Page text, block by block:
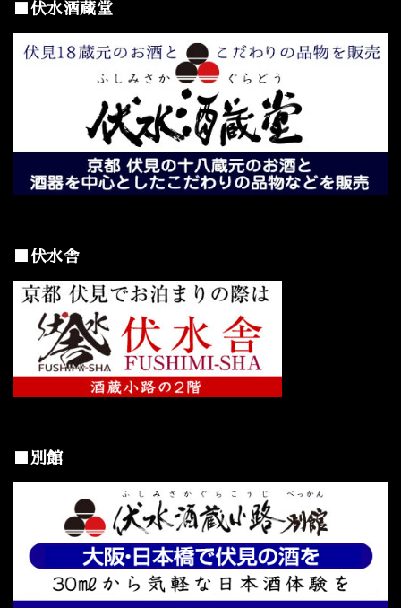
■伏水酒蔵堂
■伏水舎
■別館